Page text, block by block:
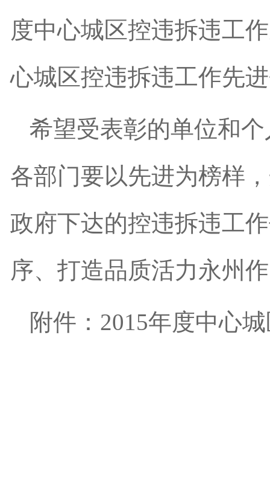
度中心城区控违拆违工
心城区控违拆违工作先
希望受表彰的单位和
各部门要以先进为榜样
政府下达的控违拆违工
序、打造品质活力永州
附件：2015年度中心